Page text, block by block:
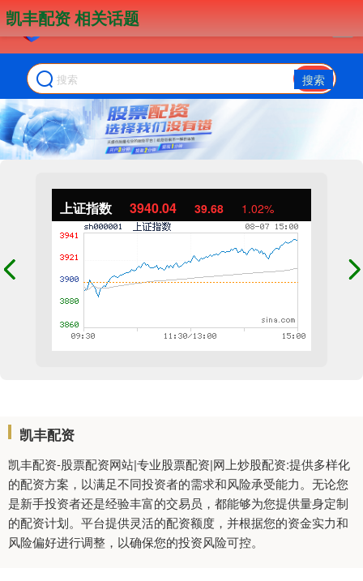
搜索
上证指数 3940.04 39.68 1.02%
凯丰配资
凯丰配资-股票配资网站|专业股票配资|网上炒股配资:提供多样化
的配资方案，以满足不同投资者的需求和风险承受能力。无论您
是新手投资者还是经验丰富的交易员，都能够为您提供量身定制
的配资计划。平台提供灵活的配资额度，并根据您的资金实力和
风险偏好进行调整，以确保您的投资风险可控。
凯丰配资 相关话题